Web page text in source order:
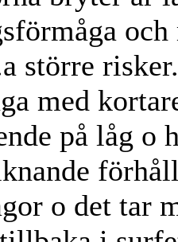
och
större
med
på låg o
o det tar